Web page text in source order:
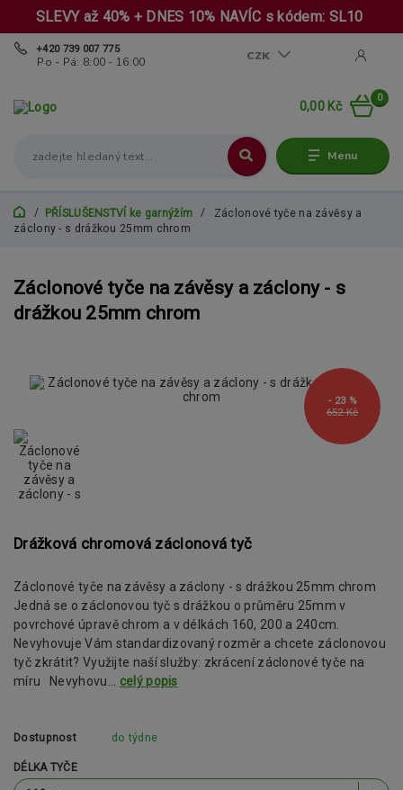
SLEVY až 40% + DNES 10% NAVÍC s kódem: SL10
Menu
CZK
+420 739 007 775
Po - Pá: 8:00 - 16:00
0
0,00 Kč
PŘÍSLUŠENSTVÍ ke garnýžím
Záclonové tyče na závěsy a
záclony - s drážkou 25mm chrom
Záclonové tyče na závěsy a záclony - s
drážkou 25mm chrom
652 Kč
- 23 %
Drážková chromová záclonová tyč
Záclonové tyče na závěsy a záclony - s drážkou 25mm chrom
Jedná se o záclonovou tyč s drážkou o průměru 25mm v
povrchové úpravě chrom a v délkách 160, 200 a 240cm.
Nevyhovuje Vám standardizovaný rozměr a chcete záclonovou
tyč zkrátit? Využijte naší služby: zkrácení záclonové tyče na
míru Nevyhovu... celý popis
Dostupnost do týdne
DÉLKA TYČE